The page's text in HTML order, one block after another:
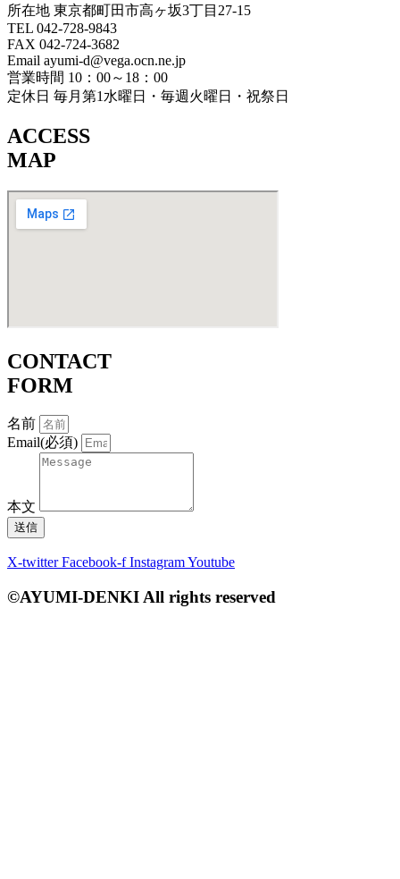
所在地 東京都町田市高ヶ坂3丁目27‐15
TEL 042-728-9843
FAX 042-724-3682
Email ayumi-d@vega.ocn.ne.jp
営業時間 10：00～18：00
定休日 毎月第1水曜日・毎週火曜日・祝祭日
ACCESS
MAP
CONTACT
FORM
名前
Email(必須)
本文
送信
X-twitter Facebook-f InstagramYoutube
©AYUMI-DENKI All rights reserved